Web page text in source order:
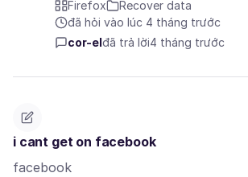
Firefox
Recover data
đã hỏi vào lúc 4 tháng trước
cor-el đã trả lời4 tháng trước
i cant get on facebook
facebook